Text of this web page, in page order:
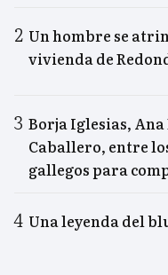
Un hombre se
vivienda de
Borja Iglesias,
Caballero, entre
gallegos para
Una leyenda del